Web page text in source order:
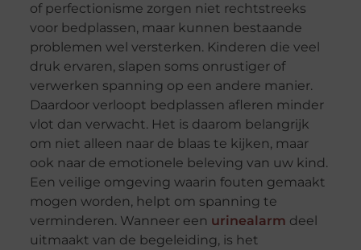
of perfectionisme zorgen niet rechtstreeks
voor bedplassen, maar kunnen bestaande
problemen wel versterken. Kinderen die veel
druk ervaren, slapen soms onrustiger of
verwerken spanning op een andere manier.
Daardoor verloopt bedplassen afleren minder
vlot dan verwacht. Het is daarom belangrijk
om niet alleen naar de blaas te kijken, maar
ook naar de emotionele beleving van uw kind.
Een veilige omgeving waarin fouten gemaakt
mogen worden, helpt om spanning te
verminderen. Wanneer een urinealarm deel
uitmaakt van de begeleiding, is het